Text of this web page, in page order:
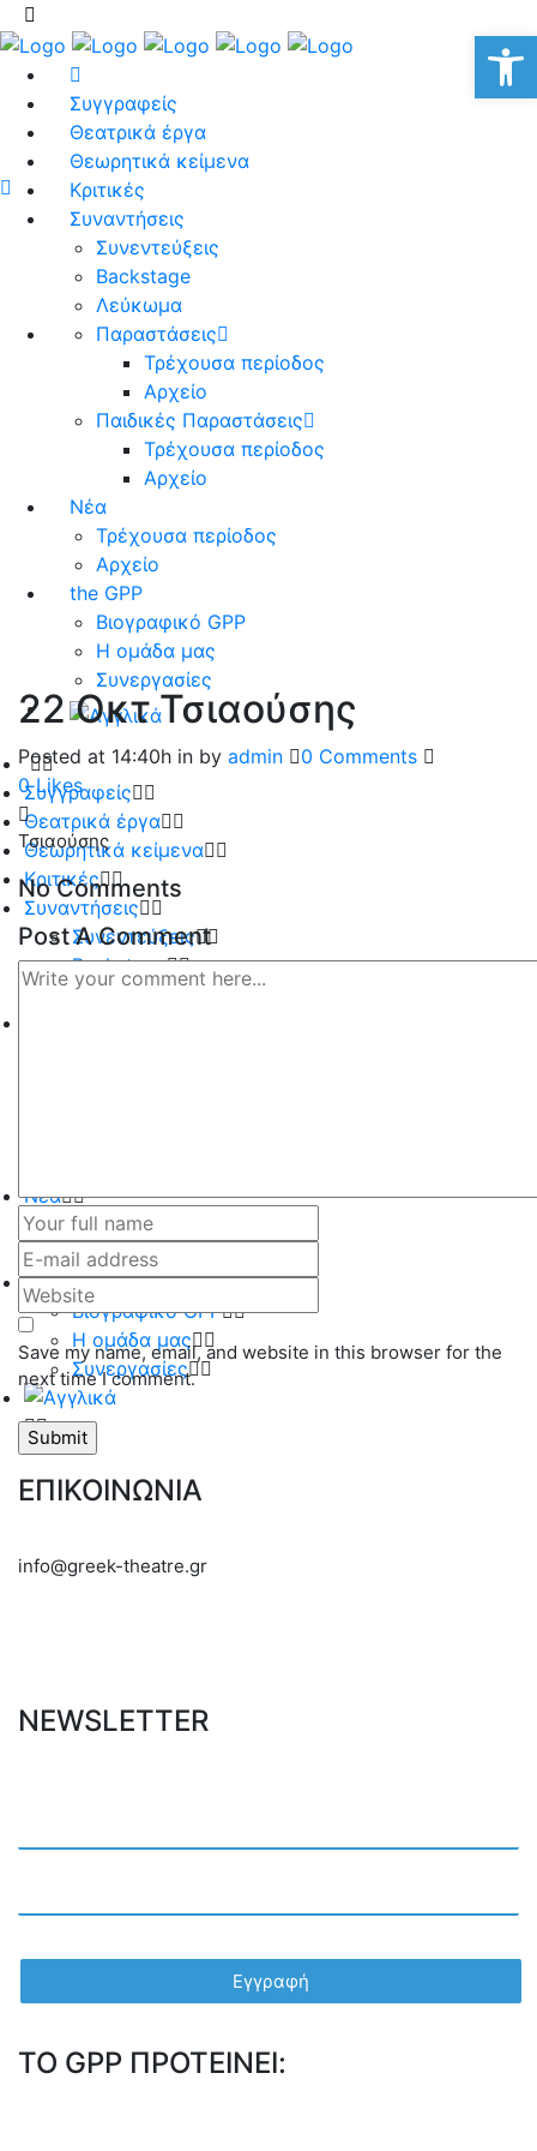
Συγγραφείς
Θεατρικά έργα
Θεωρητικά κείμενα
Κριτικές
Συναντήσεις
Συνεντεύξεις
Backstage
Λεύκωμα
Παραστάσεις
Τρέχουσα περίοδος
Αρχείο
Παιδικές Παραστάσεις
Τρέχουσα περίοδος
Αρχείο
Νέα
Τρέχουσα περίοδος
Αρχείο
the GPP
Βιογραφικό GPP
Η ομάδα μας
Συνεργασίες
Συγγραφείς
Θεατρικά έργα
Θεωρητικά κείμενα
Κριτικές
Συναντήσεις
Συνεντεύξεις
Backstage
Λεύκωμα
Νέα
Τρέχουσα περίοδος
Αρχείο
the GPP
Βιογραφικό GPP
Η ομάδα μας
Συνεργασίες
22 ΟκτΤσιαούσης
Posted at 14:40h in by admin
0 Comments
0Likes
Τσιαούσης
No Comments
Post A Comment
Save my name, email, and website in this browser for the
next time I comment.
ΕΠΙΚΟΙΝΩΝΙΑ
info@greek-theatre.gr
NEWSLETTER
TO GPP ΠΡΟΤΕΙΝΕΙ: